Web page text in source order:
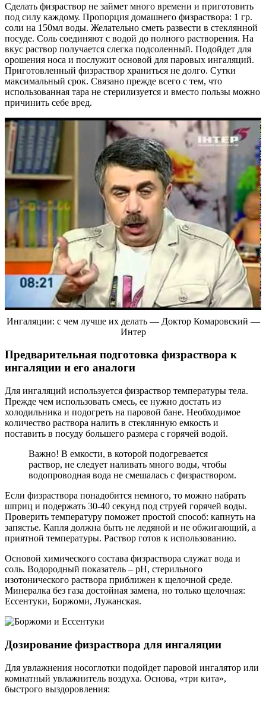
Сделать физраствор не займет много времени и приготовить
под силу каждому. Пропорция домашнего физраствора: 1 гр.
соли на 150мл воды. Желательно сметь развести в стеклянной
посуде. Соль соединяют с водой до полного растворения. На
вкус раствор получается слегка подсоленный. Подойдет для
орошения носа и послужит основой для паровых ингаляций.
Приготовленный физраствор храниться не долго. Сутки
максимальный срок. Связано прежде всего с тем, что
использованная тара не стерилизуется и вместо пользы можно
причинить себе вред.
Ингаляции: с чем лучше их делать — Доктор Комаровский —
Интер
Предварительная подготовка физраствора к
ингаляции и его аналоги
Для ингаляций используется физраствор температуры тела.
Прежде чем использовать смесь, ее нужно достать из
холодильника и подогреть на паровой бане. Необходимое
количество раствора налить в стеклянную емкость и
поставить в посуду большего размера с горячей водой.
Важно! В емкости, в которой подогревается
раствор, не следует наливать много воды, чтобы
водопроводная вода не смешалась с физраствором.
Если физраствора понадобится немного, то можно набрать
шприц и подержать 30-40 секунд под струей горячей воды.
Проверить температуру поможет простой способ: капнуть на
запястье. Капля должна быть не ледяной и не обжигающий, а
приятной температуры. Раствор готов к использованию.
Основой химического состава физраствора служат вода и
соль. Водородный показатель – pH, стерильного
изотонического раствора приближен к щелочной среде.
Минералка без газа достойная замена, но только щелочная:
Ессентуки, Боржоми, Лужанская.
Дозирование физраствора для ингаляции
Для увлажнения носоглотки подойдет паровой ингалятор или
комнатный увлажнитель воздуха. Основа, «три кита»,
быстрого выздоровления: